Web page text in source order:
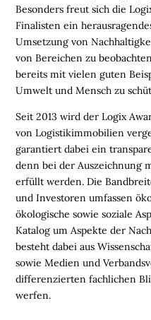
c
h
l
a
d
s
L
o
s
t
i
k
e
g
i
o
e
n
➔
h
e
r
a
n
Besonders freut sich die
Finalisten ein
Umsetzung von
von Bereichen zu
bereits mit vielen guten
Umwelt und Mensch zu
Seit 2013 wird der Logix
von Logistikimmobilien
garantiert dabei ein
denn bei der Auszeichnung
erfüllt werden. Die
und Investoren umfassen
ökologische sowie soziale
Katalog um Aspekte der
besteht dabei aus
sowie Medien und
differenzierten fachlichen
werfen.